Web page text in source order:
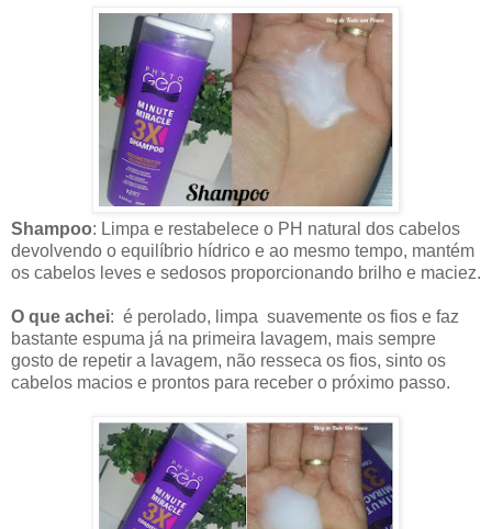
Shampoo: Limpa e restabelece o PH natural dos cabelos
devolvendo o equilíbrio hídrico e ao mesmo tempo, mantém
os cabelos leves e sedosos proporcionando brilho e maciez.
O que achei: é perolado, limpa suavemente os fios e faz
bastante espuma já na primeira lavagem, mais sempre
gosto de repetir a lavagem, não resseca os fios, sinto os
cabelos macios e prontos para receber o próximo passo.